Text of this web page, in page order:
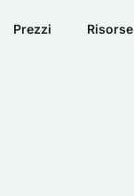
Prezzi Risorse